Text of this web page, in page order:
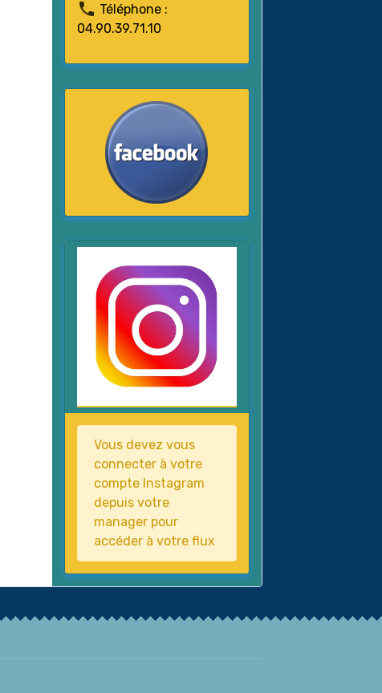
Téléphone :
04.90.39.71.10
Vous devez vous
connecter à votre
compte Instagram
depuis votre
manager pour
accéder à votre flux